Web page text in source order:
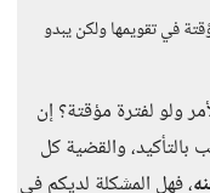
في تقويمها ولكن يبدو
ولو لفترة مؤقتة؟ إن
والقضية كل
، فهل المشكلة لديكم في